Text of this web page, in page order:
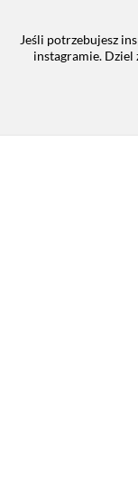
Jeśli potrzebujesz
instagramie. Dziel